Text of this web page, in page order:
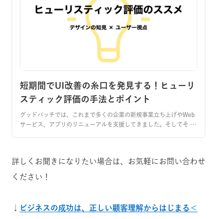
短期間でUI改善の糸口を発見する！ヒューリ
スティック評価の手法とポイント
グッドパッチでは、これまで多くの企業の新規事業立ち上げやWeb
サービス、アプリのリニューアルを支援してきました。そしてそ …
詳しくお聞きになりたい場合は、お気軽にお問い合わせ
ください！
ビジネスの成功は、正しい顧客理解からはじまる＜